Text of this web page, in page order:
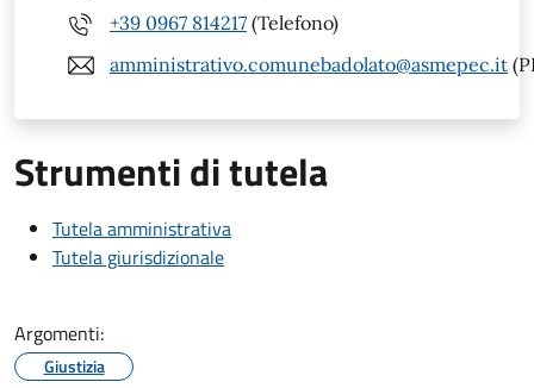
+39 0967 814217 (Telefono)
amministrativo.comunebadolato@asmepec.it
Strumenti di tutela
Tutela amministrativa
Tutela giurisdizionale
Argomenti:
Giustizia